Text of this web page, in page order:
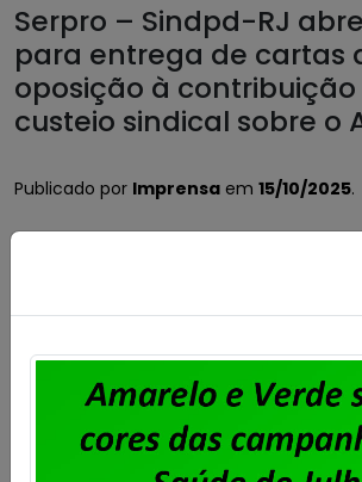
Serpro – Sindpd-RJ
para entrega de cartas
oposição à
custeio sindical sobre o
Publicado por Imprensa em 15/10/2025.
O Acordo Coletivo de
correspondente a meio salário/dia
No caso do Sindpd-RJ, ficou
assembleia realizada no dia 30 de
que o percentual a ser descontado